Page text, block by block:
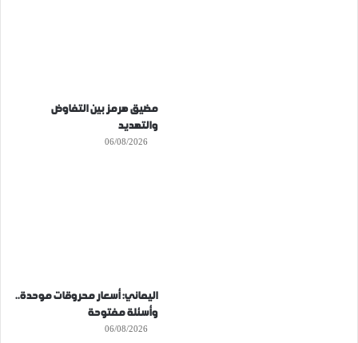
مضيق هرمز بين التفاوض
والتهديد
06/08/2026
اليماني: أسعار محروقات موحدة..
وأسئلة مفتوحة
06/08/2026